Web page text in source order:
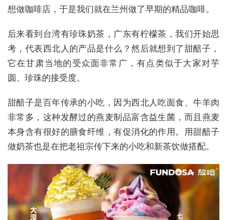
想做咖啡店，于是我们就在兰州做了早期的精品咖啡。
后来看到台湾有珍珠奶茶，广东有柠檬茶，我们开始思
考，代表西北人的产品是什么？然后就想到了甜醅子，
它在甘肃当地的受众面非常广，有点类似于大家对芋
圆、珍珠的接受度。
甜醅子是百年传承的小吃，因为西北人吃面食、牛羊肉
非常多，这种发酵过的燕麦制品富含益生菌，而且燕麦
本身含有很好的膳食纤维，有促消化的作用。用甜醅子
做奶茶也是在把老祖宗传下来的小吃和新茶饮做搭配。